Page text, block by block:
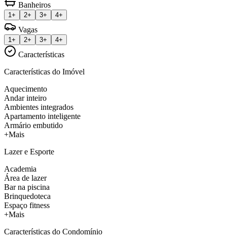
Banheiros
1+ 2+ 3+ 4+
Vagas
1+ 2+ 3+ 4+
Características
Características do Imóvel
Aquecimento
Andar inteiro
Ambientes integrados
Apartamento inteligente
Armário embutido
+Mais
Lazer e Esporte
Academia
Área de lazer
Bar na piscina
Brinquedoteca
Espaço fitness
+Mais
Características do Condomínio